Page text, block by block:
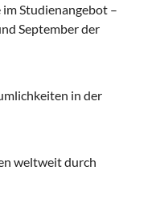
Studienangebot –
September der
in der
weltweit durch